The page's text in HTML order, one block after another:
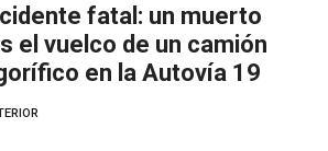
fatal: un muerto
el vuelco de un camión
en la Autovía 19